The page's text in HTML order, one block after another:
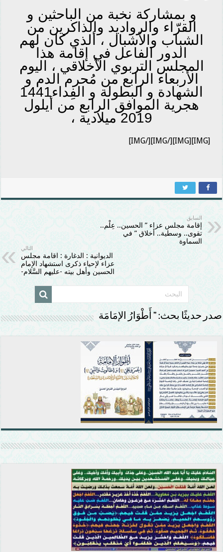
و بمشاركة نخبة من الباحثين و
القرّاء والرواديد والذاكرين من
الشباب والأشبال ، ألذي كان لهم
الدور الفاعل في إقامة هذا
المجلس التربوي الأخلاقي ، اليوم
الأربعاء الرابع من مُحرم الدم و
الشهادة و البطولة و الفِداء1441
هجرية الموافق الرابع من أيلول
2019 ميلادية ،
[IMG][IMG]
[/IMG][/IMG]
السابق
إقامة مجلس عزاء ” الحسين.. عِلْم..
تقوى.. وسطية.. أخلاق ” في
السماوة
التالي
الديوانية : الدغارة : اقامة مجلس
عزاء لإحياء ذكرى استشهاد الإمام
الحسين وأهل بيته -عليهم السَّلام-
صدر حديثًا بحث: ” أَطْوَارُ الإمَامَة